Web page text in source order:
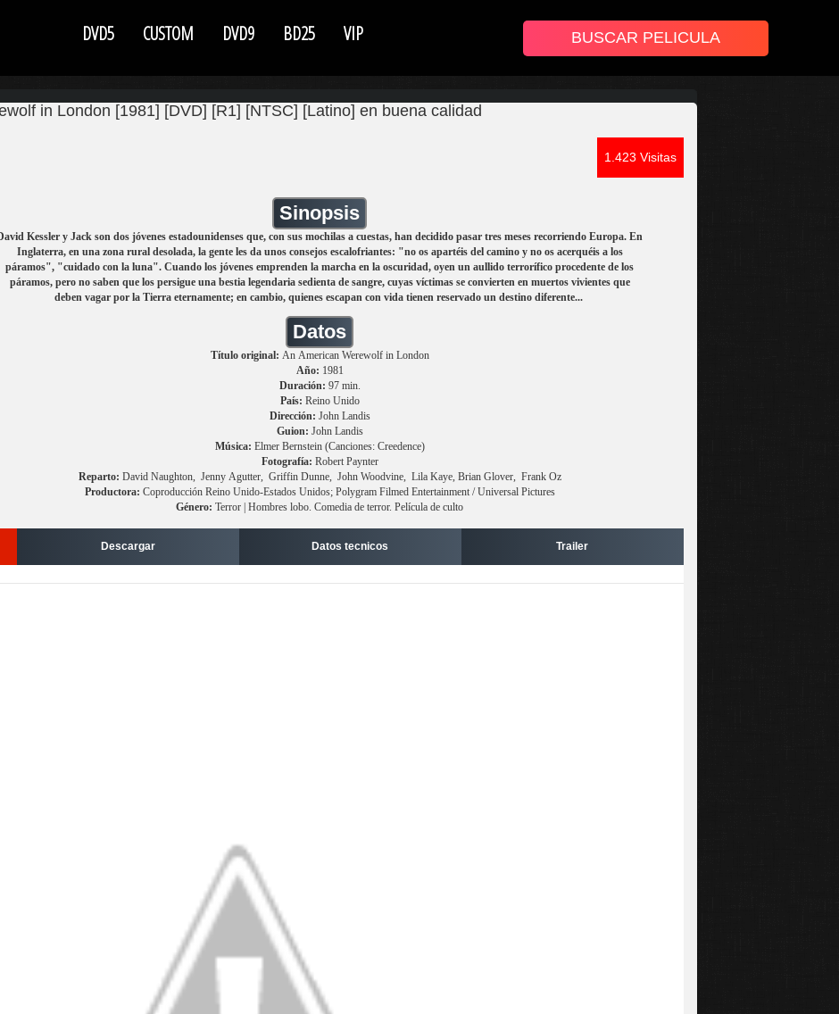
DVD5 CUSTOM DVD9 BD25 VIP
in London [1981] [DVD] [R1] [NTSC] [Latino] en buena calidad
1.423 Visitas
Sinopsis
Kessler y Jack son dos jóvenes estadounidenses que, con sus mochilas a cuestas, han decidido pasar tres meses recorriendo Europa. En
Inglaterra, en una zona rural desolada, la gente les da unos consejos escalofriantes: "no os apartéis del camino y no os acerquéis a los
páramos", "cuidado con la luna". Cuando los jóvenes emprenden la marcha en la oscuridad, oyen un aullido terrorífico procedente de los
páramos, pero no saben que los persigue una bestia legendaria sedienta de sangre, cuyas víctimas se convierten en muertos vivientes que
deben vagar por la Tierra eternamente; en cambio, quienes escapan con vida tienen reservado un destino diferente...
Datos
Título original: An American Werewolf in London
Año: 1981
Duración: 97 min.
País: Reino Unido
Dirección: John Landis
Guion: John Landis
Música: Elmer Bernstein (Canciones: Creedence)
Fotografía: Robert Paynter
Reparto: David Naughton, Jenny Agutter, Griffin Dunne, John Woodvine, Lila Kaye, Brian Glover, Frank Oz
Productora: Coproducción Reino Unido-Estados Unidos; Polygram Filmed Entertainment / Universal Pictures
Género: Terror | Hombres lobo. Comedia de terror. Película de culto
Descargar Datos tecnicos Trailer